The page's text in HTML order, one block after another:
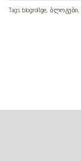
Tags: blogroll.ge ბლოგები